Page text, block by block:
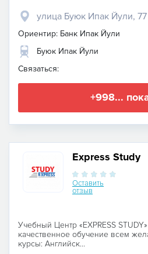
улица Буюк Ипак Йули, 77
Ориентир: Банк Ипак Йули
Буюк Ипак Йули
Связаться:
+998...
Express Study
Оставить
отзыв
Учебный Центр «EXPRESS
качественное обучение всем
курсы: Английск...